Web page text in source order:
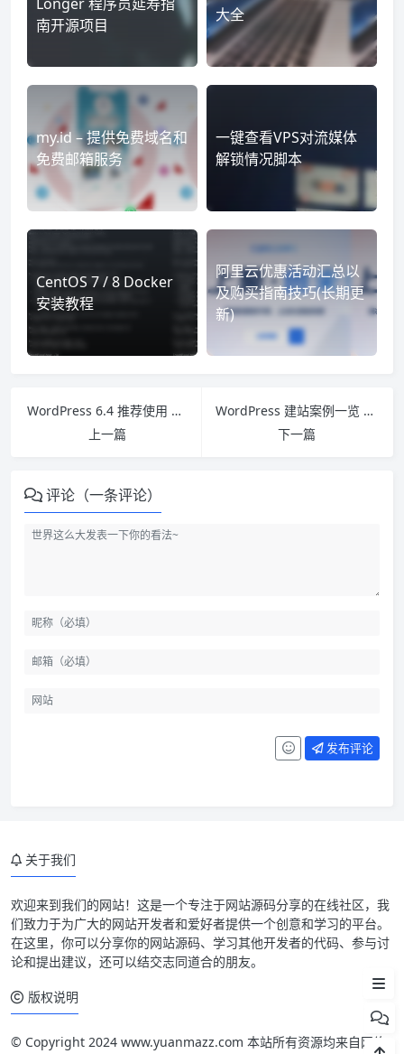
南开源项目
大全
my.id – 提供免费域名和
免费邮箱服务
一键查看VPS对流媒体
解锁情况脚本
CentOS 7 / 8 Docker
安装教程
阿里云优惠活动汇总以
及购买指南技巧(长期更
新)
WordPress 6.4 推荐使用 PHP 8.1 或 8.2
上一篇
WordPress 建站案例一览 官方上线展示演示站点
下一篇
评论（一条评论）
发布评论
云 + 校园
代理支付
轻量无忧
关于我们
欢迎来到我们的网站！这是一个专注于网站源码分享的在线社区，我
们致力于为广大的网站开发者和爱好者提供一个创意和学习的平台。
在这里，你可以分享你的网站源码、学习其他开发者的代码、参与讨
论和提出建议，还可以结交志同道合的朋友。
版权说明
© Copyright 2024 www.yuanmazz.com 本站所有资源均来自网络